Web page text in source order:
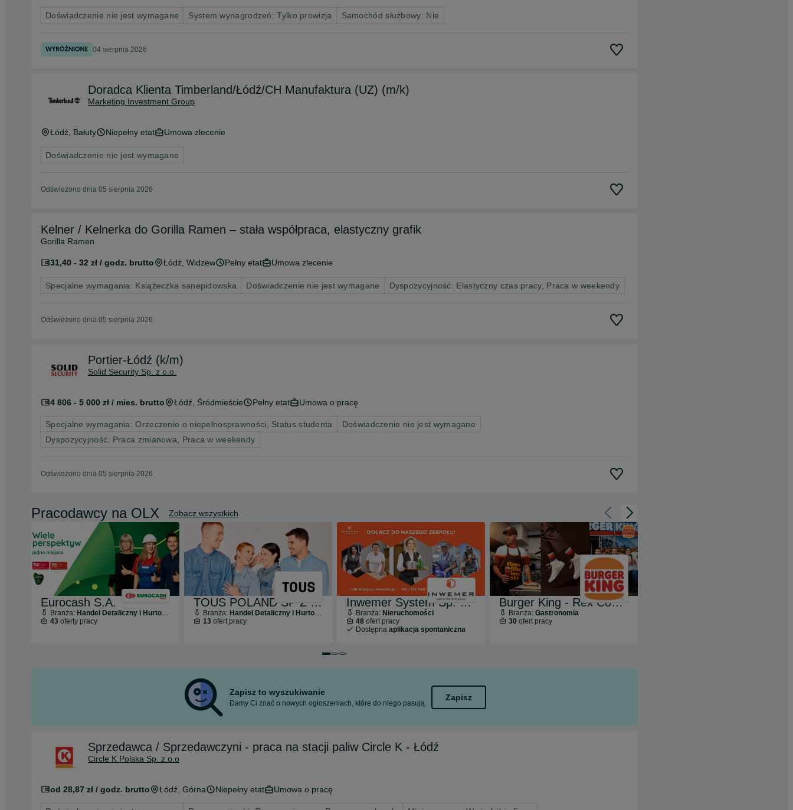
Doświadczenie nie jest wymagane System wynagrodzeń: Tylko prowizja Samochód służbowy: Nie
04 sierpnia 2026
Doradca Klienta Timberland/Łódź/CH Manufaktura (UZ) (m/k)
Marketing Investment Group
Łódź , Bałuty Niepełny etat Umowa zlecenie
Doświadczenie nie jest wymagane
Odświeżono dnia 05 sierpnia 2026
Kelner / Kelnerka do Gorilla Ramen – stała współpraca, elastyczny grafik
Gorilla Ramen
31,40 - 32 zł / godz. brutto Łódź , Widzew Pełny etat Umowa zlecenie
Specjalne wymagania: Książeczka sanepidowska Doświadczenie nie jest wymagane Dyspozycyjność: Elastyczny czas pracy, Praca w weekendy
Odświeżono dnia 05 sierpnia 2026
Portier-Łódź (k/m)
Solid Security Sp. z o.o.
4 806 - 5 000 zł / mies. brutto Łódź , Śródmieście Pełny etat Umowa o pracę
Specjalne wymagania: Orzeczenie o niepełnosprawności, Status studenta
Doświadczenie nie jest wymagane
Dyspozycyjność: Praca zmianowa, Praca w weekendy
Odświeżono dnia 05 sierpnia 2026
Pracodawcy na OLX Zobacz wszystkich Cofnij do slajdu 1 z 3
Przejdź do slajdu 2 z 3
Eurocash S.A.
Branża: Handel Detaliczny i Hurtowy
43oferty pracy
TOUS POLAND SP Z O.O.
Branża: Handel Detaliczny i Hurtowy
13ofert pracy
Inwemer System Sp. z o.o.
Branża: Nieruchomości
48ofert pracy
Dostępna aplikacja spontaniczna
Burger King - Rex Concepts BK Poland S.A.
Branża: Gastronomia
30 ofert pracy
Przejdź do slajdu 1 z 3
Przejdź do slajdu 2 z 3
Przejdź do slajdu 3 z 3
Zapisz to wyszukiwanie
Damy Ci znać o nowych ogłoszeniach, które do niego pasują.
Zapisz
Sprzedawca / Sprzedawczyni - praca na stacji paliw Circle K - Łódź
Circle K Polska Sp. z o.o
od 28,87 zł / godz. brutto Łódź, Górna Niepełny etat Umowa o pracę